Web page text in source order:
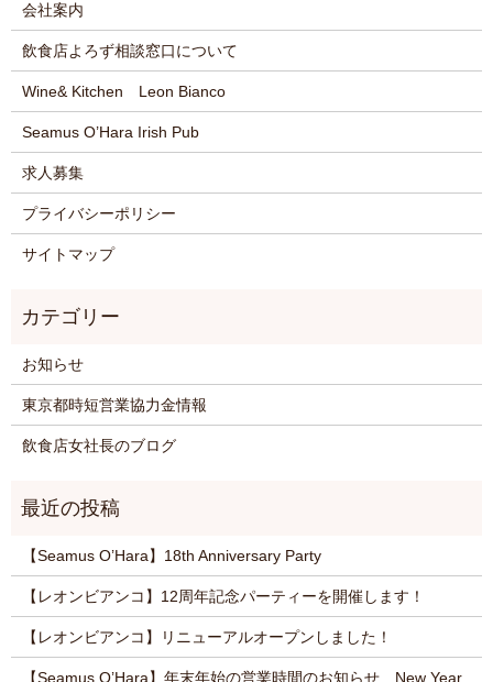
会社案内
飲食店よろず相談窓口について
Wine& Kitchen Leon Bianco
Seamus O’Hara Irish Pub
求人募集
プライバシーポリシー
サイトマップ
お知らせ
東京都時短営業協力金情報
飲食店女社長のブログ
【Seamus O’Hara】18th Anniversary Party
【レオンビアンコ】12周年記念パーティーを開催します！
【レオンビアンコ】リニューアルオープンしました！
【Seamus O’Hara】年末年始の営業時間のお知らせ New Year